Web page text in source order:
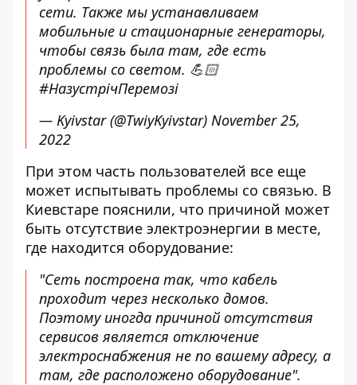
сети. Также мы устанавливаем
мобильные и стационарные генераторы,
чтобы связь была там, где есть
проблемы со светом. 💪🏻
#НазустрічПеремозі
— Kyivstar (@TwiyKyivstar) November 25,
2022
При этом часть пользователей все еще
может испытывать проблемы со связью. В
Киевстаре пояснили, что причиной может
быть отсутствие электроэнергии в месте,
где находится оборудование:
"Сеть построена так, что кабель
проходит через несколько домов.
Поэтому иногда причиной отсутствия
сервисов является отключение
электроснабжения не по вашему адресу, а
там, где расположено оборудование".